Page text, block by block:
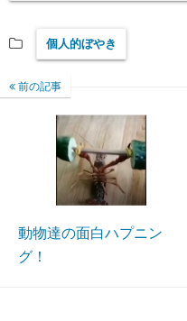
個人的ぼやき
前の記事
動物達の面白ハプニン
グ！